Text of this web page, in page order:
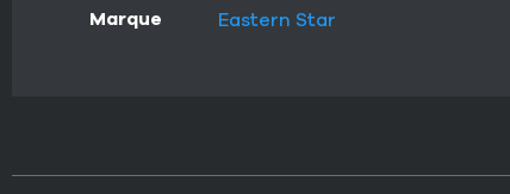
Marque
Eastern Star